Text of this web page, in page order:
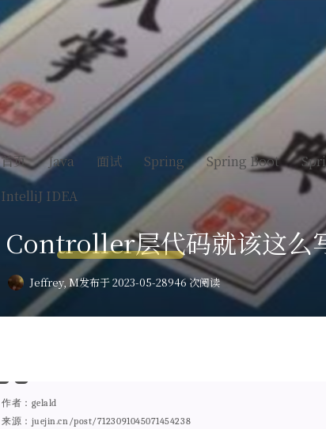
首页 Java 面试 Spring Spring Boot
IntelliJ IDEA
Controller层代码就该这么
Jeffrey, M发布于 2023-05-28946 次阅读
作者：gelald
来源：juejin.cn/post/7123091045071454238